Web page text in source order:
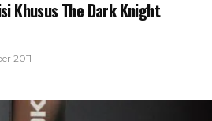
Khusus The Dark Knight
2011